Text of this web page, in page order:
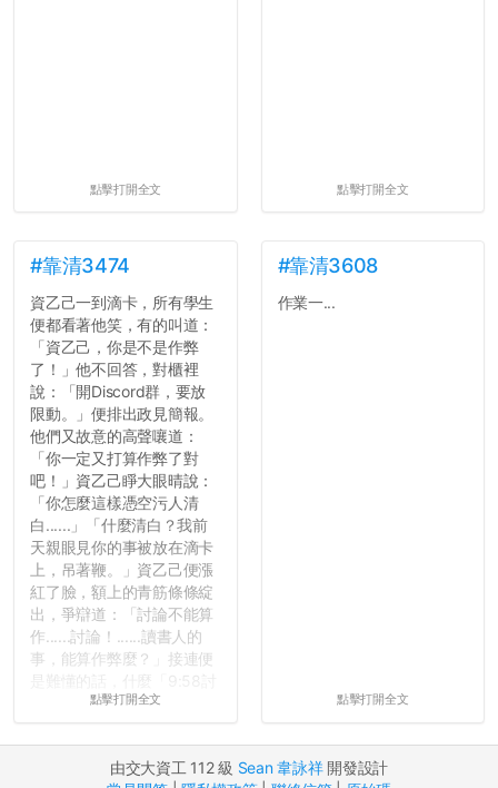
點擊打開全文 點擊打開全文
#靠清3474
資乙己一到滴卡，所有學生
便都看著他笑，有的叫道：
「資乙己，你是不是作弊
了！」他不回答，對櫃裡
說：「開Discord群，要放
限動。」便排出政見簡報。
他們又故意的高聲嚷道：
「你一定又打算作弊了對
吧！」資乙己睜大眼晴說：
「你怎麼這樣憑空污人清
白......」「什麼清白？我前
天親眼見你的事被放在滴卡
上，吊著鞭。」資乙己便漲
紅了臉，額上的青筋條條綻
出，爭辯道：「討論不能算
作......討論！......讀書人的
事，能算作弊麼？」接連便
論考題難度」，什麼「名譽
笑起來：校內外充滿了快活
點擊打開全文
#靠清3608
作業一...
點擊打開全文
由交大資工 112 級 Sean 韋詠祥開發設計